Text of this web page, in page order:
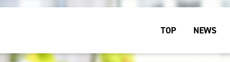
TOP NEWS